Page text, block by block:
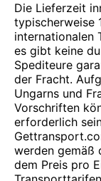
Die Lieferzeit
typischerweise
internationalen
es gibt keine
Spediteure
der Fracht.
Ungarns und
Vorschriften
erforderlich
werden gemäß
dem Preis pro